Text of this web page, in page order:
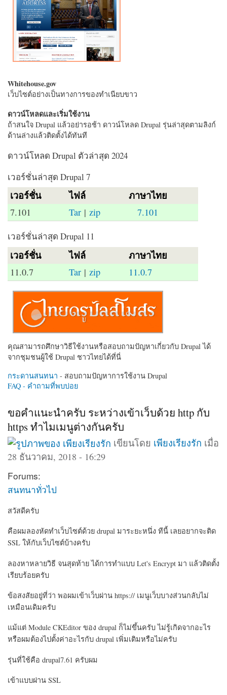
Whitehouse.gov
เว็บไซต์อย่างเป็นทางการของทำเนียบขาว
ดาวน์โหลดและเริ่มใช้งาน
ถ้าสนใจ Drupal แล้วอย่ารอช้า ดาวน์โหลด Drupal รุ่นล่าสุดตามลิงก์
ด้านล่างแล้วติดตั้งได้ทันที
ดาวน์โหลด Drupal ตัวล่าสุด 2024
เวอร์ชั่นล่าสุด Drupal 7
เวอร์ชั่น ไฟล์ ภาษาไทย
7.101 Tar |zip 7.101
เวอร์ชั่นล่าสุด Drupal 11
เวอร์ชั่น ไฟล์ ภาษาไทย
11.0.7 Tar | zip 11.0.7
คุณสามารถศึกษาวิธีใช้งานหรือสอบถามปัญหาเกี่ยวกับ Drupal ได้
จากชุมชนผู้ใช้ Drupal ชาวไทยได้ที่นี่
กระดานสนทนา - สอบถามปัญหาการใช้งาน Drupal
FAQ - คำถามที่พบบ่อย
ขอคำแนะนำครับ ระหว่างเข้าเว็บด้วย http กับ
https ทำไมเมนูต่างกันครับ
เขียนโดย เพียงเรียงรัก เมื่อ
28 ธันวาคม, 2018 - 16:29
Forums:
สนทนาทั่วไป
สวัสดีครับ
คือผมลองหัดทำเว็บไซต์ด้วย drupal มาระยะหนึ่ง ทีนี้ เลยอยากจะติด
SSL ให้กับเว็บไซต์บ้างครับ
ลองหาหลายวิธี จนสุดท้าย ได้การทำแบบ Let's Encrypt มา แล้วติดตั้ง
เรียบร้อยครับ
ข้อสงสัยอยู่ที่ว่า พอผมเข้าเว็บผ่าน https:// เมนูเว็บบางส่วนกลับไม่
เหมือนเดิมครับ
แม้แต่ Module CKEditor ของ drupal ก็ไม่ขึ้นครับ ไม่รู้เกิดจากอะไร
หรือผมต้องไปตั้งค่าอะไรกับ drupal เพิ่มเติมหรือไม่ครับ
รุ่นที่ใช้คือ drupal7.61 ครับผม
เข้าแบบผ่าน SSL